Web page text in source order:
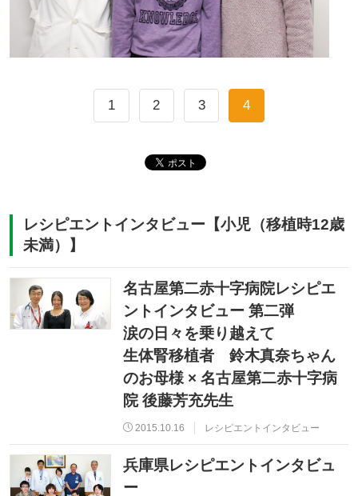
1 2 3 4
レシピエントインタビュー【小児（移植時12歳
未満）】
名古屋第二赤十字病院レシピエ
ントインタビュー 第二弾
涙の日々を乗り越えて
生体腎移植者 鈴木真奈ちゃん
のお母様 × 名古屋第二赤十字病
院 後藤芳充先生
2015.10.16 レシピエントインタビュー
兵庫県レシピエントインタビュ
ー